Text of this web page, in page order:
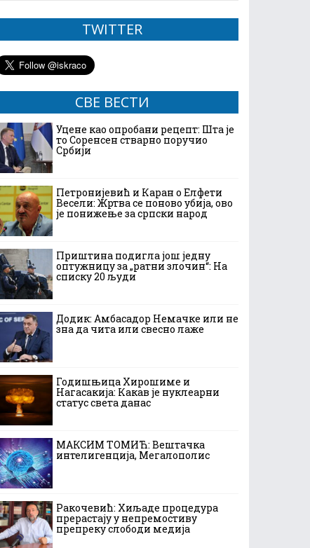
TWITTER
СВЕ ВЕСТИ
Уцене као опробани рецепт: Шта је
то Соренсен стварно поручио
Србији
Петронијевић и Каран о Елфети
Весели: Жртва се поново убија, ово
је понижење за српски народ
Приштина подигла још једну
оптужницу за „ратни злочин“: На
списку 20 људи
Додик: Амбасадор Немачке или не
зна да чита или свесно лаже
Годишњица Хирошиме и
Нагасакија: Какав је нуклеарни
статус света данас
МАКСИМ ТОМИЋ: Вештачка
интелигенција, Мегалополис
Ракочевић: Хиљаде процедура
прерастају у непремостиву
препреку слободи медија